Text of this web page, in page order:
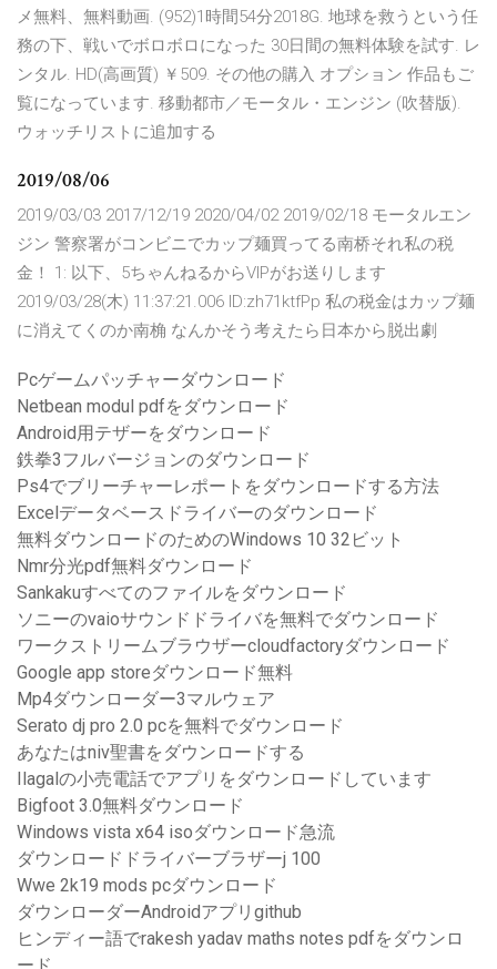
メ無料、無料動画. (952)1時間54分2018G. 地球を救うという任
務の下、戦いでボロボロになった 30日間の無料体験を試す. レ
ンタル. HD(高画質) ￥509. その他の購入 オプション 作品もご
覧になっています. 移動都市／モータル・エンジン (吹替版).
ウォッチリストに追加する
2019/08/06
2019/03/03 2017/12/19 2020/04/02 2019/02/18 モータルエン
ジン 警察署がコンビニでカップ麺買ってる南桥それ私の税
金！ 1: 以下、5ちゃんねるからVIPがお送りします
2019/03/28(木) 11:37:21.006 ID:zh71ktfPp 私の税金はカップ麺
に消えてくのか南桷 なんかそう考えたら日本から脱出劇
Pcゲームパッチャーダウンロード
Netbean modul pdfをダウンロード
Android用テザーをダウンロード
鉄拳3フルバージョンのダウンロード
Ps4でブリーチャーレポートをダウンロードする方法
Excelデータベースドライバーのダウンロード
無料ダウンロードのためのWindows 10 32ビット
Nmr分光pdf無料ダウンロード
Sankakuすべてのファイルをダウンロード
ソニーのvaioサウンドドライバを無料でダウンロード
ワークストリームブラウザーcloudfactoryダウンロード
Google app storeダウンロード無料
Mp4ダウンローダー3マルウェア
Serato dj pro 2.0 pcを無料でダウンロード
あなたはniv聖書をダウンロードする
Ilagalの小売電話でアプリをダウンロードしています
Bigfoot 3.0無料ダウンロード
Windows vista x64 isoダウンロード急流
ダウンロードドライバーブラザーj 100
Wwe 2k19 mods pcダウンロード
ダウンローダーAndroidアプリgithub
ヒンディー語でrakesh yadav maths notes pdfをダウンロ